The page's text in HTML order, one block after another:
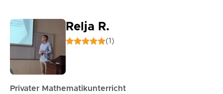
Relja R.
(1)
Privater Mathematikunterricht